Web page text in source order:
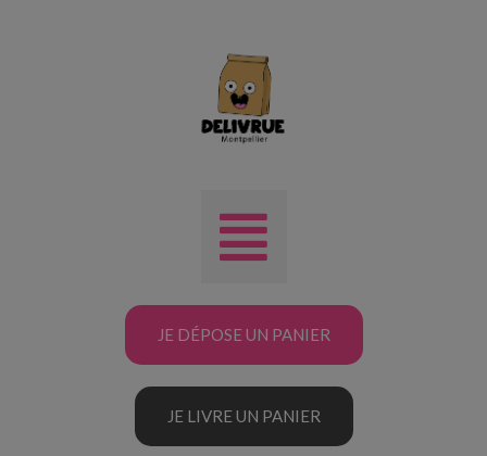
JE DÉPOSE UN PANIER
JE LIVRE UN PANIER